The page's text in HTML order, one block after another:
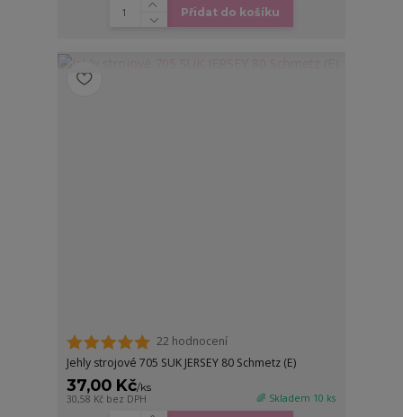
Přidat do košíku
22 hodnocení
Jehly strojové 705 SUK JERSEY 80 Schmetz (E)
37,00 Kč/ks
30,58 Kč bez DPH 🌈 Skladem 10 ks